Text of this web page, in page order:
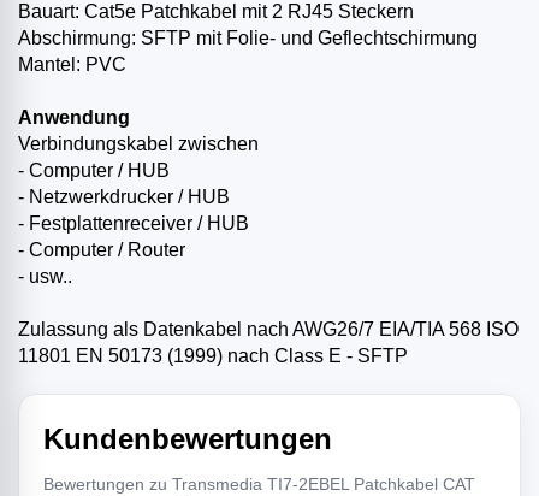
Bauart: Cat5e Patchkabel mit 2 RJ45 Steckern
Abschirmung: SFTP mit Folie- und Geflechtschirmung
Mantel: PVC
Anwendung
Verbindungskabel zwischen
- Computer / HUB
- Netzwerkdrucker / HUB
- Festplattenreceiver / HUB
- Computer / Router
- usw..
Zulassung als Datenkabel nach AWG26/7 EIA/TIA 568 ISO
11801 EN 50173 (1999) nach Class E - SFTP
Kundenbewertungen
Bewertungen zu Transmedia TI7-2EBEL Patchkabel CAT